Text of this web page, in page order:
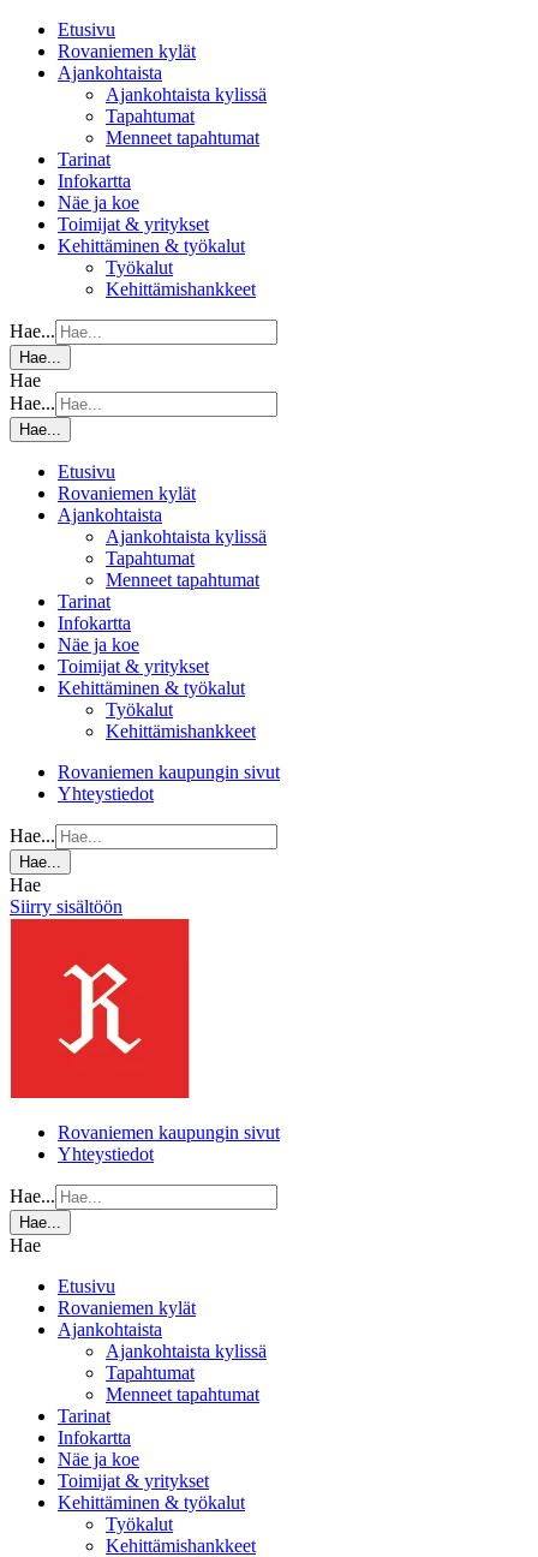
Etusivu
Rovaniemen kylät
Ajankohtaista
Ajankohtaista kylissä
Tapahtumat
Menneet tapahtumat
Tarinat
Infokartta
Näe ja koe
Toimijat & yritykset
Kehittäminen & työkalut
Työkalut
Kehittämishankkeet
Hae...
Hae...
Hae
Hae...
Hae...
Etusivu
Rovaniemen kylät
Ajankohtaista
Ajankohtaista kylissä
Tapahtumat
Menneet tapahtumat
Tarinat
Infokartta
Näe ja koe
Toimijat & yritykset
Kehittäminen & työkalut
Työkalut
Kehittämishankkeet
Rovaniemen kaupungin sivut
Yhteystiedot
Hae...
Hae...
Hae
Siirry sisältöön
Rovaniemen kaupungin sivut
Yhteystiedot
Hae...
Hae...
Hae
Etusivu
Rovaniemen kylät
Ajankohtaista
Ajankohtaista kylissä
Tapahtumat
Menneet tapahtumat
Tarinat
Infokartta
Näe ja koe
Toimijat & yritykset
Kehittäminen & työkalut
Työkalut
Kehittämishankkeet